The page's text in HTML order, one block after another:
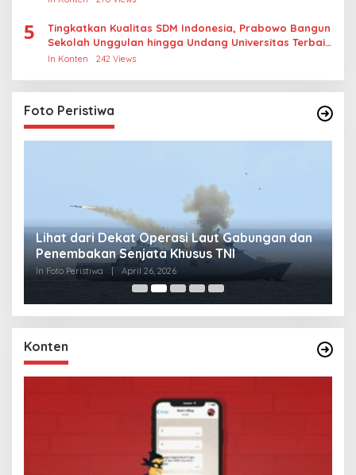
5
Tingkatkan Kualitas SDM Indonesia, Prabowo Bangun
Sekolah Unggulan hingga Undang Universitas Terbaik
Dunia
In Konten 242 Views
Foto Peristiwa
Lihat dari Dekat Operasi Laut Gabungan dan
Penembakan Senjata Khusus TNI
In Foto Peristiwa April 26, 2026
Konten